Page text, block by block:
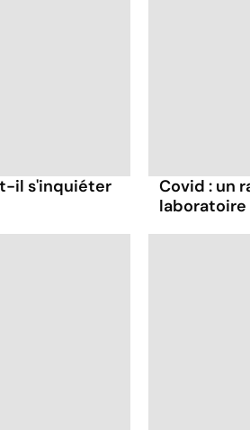
il s'inquiéter
Covid : un
laboratoire